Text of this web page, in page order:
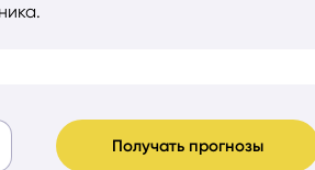
Получать прогнозы